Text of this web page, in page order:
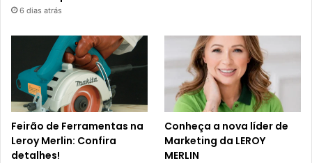
6 dias atrás
Feirão de Ferramentas na
Leroy Merlin: Confira
detalhes!
Conheça a nova líder de
Marketing da LEROY
MERLIN